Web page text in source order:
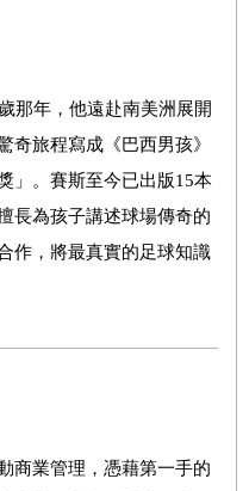
那年，他遠赴南美洲展開
奇旅程寫成《巴西男孩》
」。賽斯至今已出版15本
長為孩子講述球場傳奇的
作，將最真實的足球知識
商業管理，憑藉第一手的